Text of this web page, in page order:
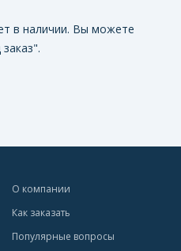
в наличии. Вы можете
О компании
Как заказать
Популярные вопросы